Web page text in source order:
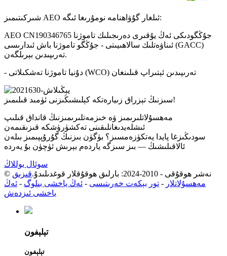
شىركىتىمىز AEO ئىلغار گۇۋاھنامە نومۇرىغا ئىگە:
AEO CN190346765 جۇڭگودىكى ئەڭ يۇقىرى دەرىجىلىك تاموژنا
ئىناۋەتلىك سالاھىيىتى - جۇڭگو تاموژنا باش ئىدارىسى (GACC)
تەرىپىدىن بېرىلگەن.
- دۇنيا تاموژنا تەشكىلاتى (WCO) تەرىپىدىن ئېتىراپ قىلىنغان
سىزنىڭ تېزراق زىيارەتكە كېلىشىڭىزنى ئۈمىد قىلىمىز!
مەھسۇلاتلىرىمىز ۋە خىزمەتلىرىمىزنىڭ قانداق قىلىپ
ئىشلەيدىغانلىقىنى تەكشۈرۈشكە قىزىقىمەن
سودىڭىزغا پايدا يەتكۈزەمسىز؟ بۈگۈن بىزنىڭ گۇرۇپپىمىز بىلەن
ئالاقىلىشىڭ — بىز سىزگە ياردەم بېرىش ئۈچۈن بۇ يەردە
سوئال يوللاڭ
© نەشر ھوقۇقى - 2010-2024: بارلىق ھوقۇقلار قوغدىلىدۇ.
قىزىق
مەھسۇلاتلار - تور بېكەت خەرىتىسى - ئەڭ ياخشى بىلوگ - ئەڭ
ياخشى ئىزدەش
تېلېفون
تېلېفون